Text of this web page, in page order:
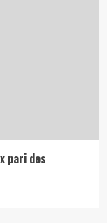
pari des